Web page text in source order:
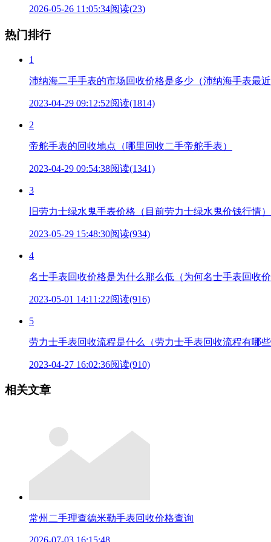
2026-05-26 11:05:34阅读(23)
热门排行
1
沛纳海二手手表的市场回收价格是多少（沛纳海手表最近
2023-04-29 09:12:52阅读(1814)
2
帝舵手表的回收地点（哪里回收二手帝舵手表）
2023-04-29 09:54:38阅读(1341)
3
旧劳力士绿水鬼手表价格（目前劳力士绿水鬼价钱行情）
2023-05-29 15:48:30阅读(934)
4
名士手表回收价格是为什么那么低（为何名士手表回收价
2023-05-01 14:11:22阅读(916)
5
劳力士手表回收流程是什么（劳力士手表回收流程有哪些
2023-04-27 16:02:36阅读(910)
相关文章
常州二手理查德米勒手表回收价格查询